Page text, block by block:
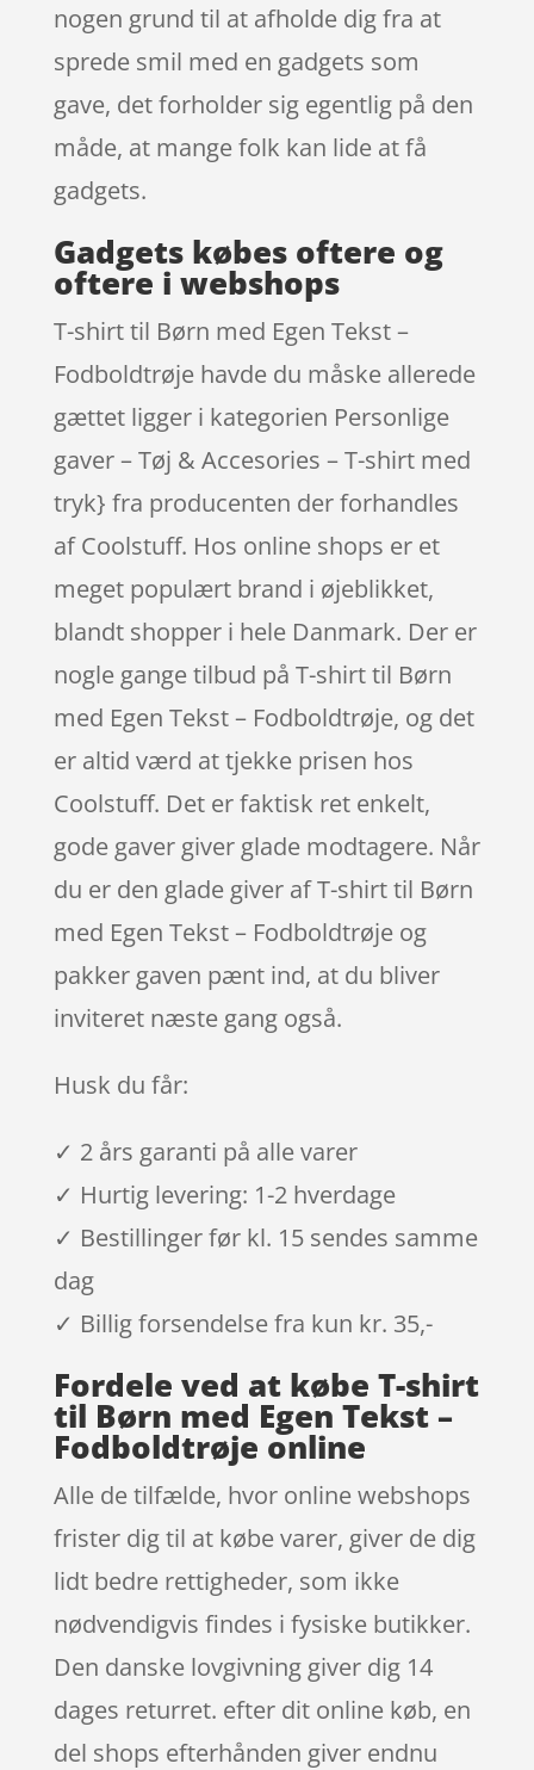
nogen grund til at afholde dig fra at
sprede smil med en gadgets som
gave, det forholder sig egentlig på den
måde, at mange folk kan lide at få
gadgets.
Gadgets købes oftere og
oftere i webshops
T-shirt til Børn med Egen Tekst –
Fodboldtrøje havde du måske allerede
gættet ligger i kategorien Personlige
gaver – Tøj & Accesories – T-shirt med
tryk} fra producenten der forhandles
af Coolstuff. Hos online shops er et
meget populært brand i øjeblikket,
blandt shopper i hele Danmark. Der er
nogle gange tilbud på T-shirt til Børn
med Egen Tekst – Fodboldtrøje, og det
er altid værd at tjekke prisen hos
Coolstuff. Det er faktisk ret enkelt,
gode gaver giver glade modtagere. Når
du er den glade giver af T-shirt til Børn
med Egen Tekst – Fodboldtrøje og
pakker gaven pænt ind, at du bliver
inviteret næste gang også.
Husk du får:
✓ 2 års garanti på alle varer
✓ Hurtig levering: 1-2 hverdage
✓ Bestillinger før kl. 15 sendes samme
dag
✓ Billig forsendelse fra kun kr. 35,-
Fordele ved at købe T-shirt
til Børn med Egen Tekst –
Fodboldtrøje online
Alle de tilfælde, hvor online webshops
frister dig til at købe varer, giver de dig
lidt bedre rettigheder, som ikke
nødvendigvis findes i fysiske butikker.
Den danske lovgivning giver dig 14
dages returret. efter dit online køb, en
del shops efterhånden giver endnu